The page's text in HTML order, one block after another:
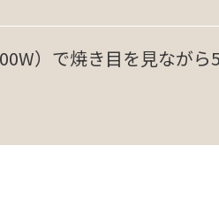
）で焼き目を見ながら5